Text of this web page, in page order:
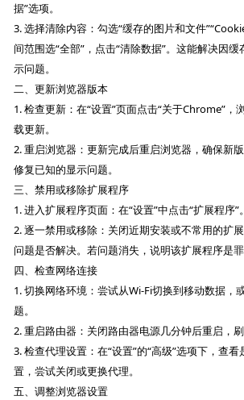
据”选项。
3. 选择清除内容：勾选“缓存的图片和文件
间范围选“全部”，点击“清除数据”。这能解决因
示问题。
二、更新浏览器版本
1. 检查更新：在“设置”页面点击“关于Chrome”，
载更新。
2. 重启浏览器：更新完成后重启浏览器，确保新
修复已知的显示问题。
三、禁用或移除扩展程序
1. 进入扩展程序页面：在“设置”中点击“扩展程序”。
2. 逐一禁用或移除：关闭近期安装或不常用的扩
问题是否解决。若问题消失，说明该扩展程序是罪
四、检查网络连接
1. 切换网络环境：尝试从Wi-Fi切换到移动数据，
题。
2. 重启路由器：关闭路由器电源几分钟后重启，刷
3. 检查代理设置：在“设置”的“高级”选项下，查
置，尝试关闭或更换代理。
五、调整浏览器设置